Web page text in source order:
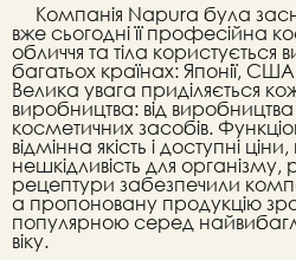
Компанія Napura була
вже сьогодні її професійна
обличчя та тіла
багатьох країнах: Японії,
Велика увага приділяється
виробництва: від
косметичних засобів.
відмінна якість і доступні
нешкідливість для організму,
рецептури забезпечили
а пропоновану продукцію
популярною серед
віку.